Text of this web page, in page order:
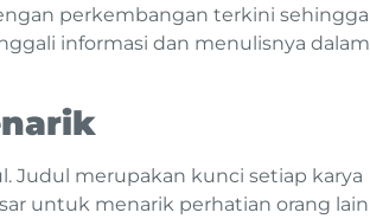
perkembangan terkini sehingga
informasi dan menulisnya dalam
Judul merupakan kunci setiap karya
untuk menarik perhatian orang lain